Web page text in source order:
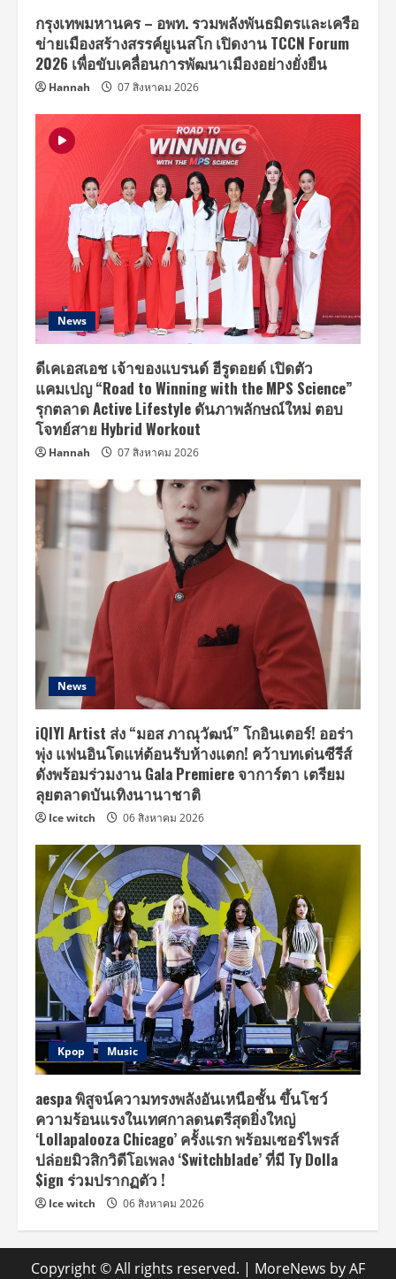
กรุงเทพมหานคร – อพท. รวมพลังพันธมิตรและเครือ
ข่ายเมืองสร้างสรรค์ยูเนสโก เปิดงาน TCCN Forum
2026 เพื่อขับเคลื่อนการพัฒนาเมืองอย่างยั่งยืน
Hannah 07 สิงหาคม 2026
News
ดีเคเอสเอช เจ้าของแบรนด์ ฮีรูดอยด์ เปิดตัว
แคมเปญ “Road to Winning with the MPS Science”
รุกตลาด Active Lifestyle ดันภาพลักษณ์ใหม่ ตอบ
โจทย์สาย Hybrid Workout
Hannah 07 สิงหาคม 2026
News
iQIYI Artist ส่ง “มอส ภาณุวัฒน์” โกอินเตอร์! ออร่า
พุ่ง แฟนอินโดแห่ต้อนรับห้างแตก! คว้าบทเด่นซีรีส์
ดังพร้อมร่วมงาน Gala Premiere จาการ์ตา เตรียม
ลุยตลาดบันเทิงนานาชาติ
Ice witch 06 สิงหาคม 2026
Kpop Music
aespa พิสูจน์ความทรงพลังอันเหนือชั้น ขึ้นโชว์
ความร้อนแรงในเทศกาลดนตรีสุดยิ่งใหญ่
‘Lollapalooza Chicago’ ครั้งแรก พร้อมเซอร์ไพรส์
ปล่อยมิวสิกวิดีโอเพลง ‘Switchblade’ ที่มี Ty Dolla
$ign ร่วมปรากฏตัว !
Ice witch 06 สิงหาคม 2026
Copyright © All rights reserved. | MoreNews by AF